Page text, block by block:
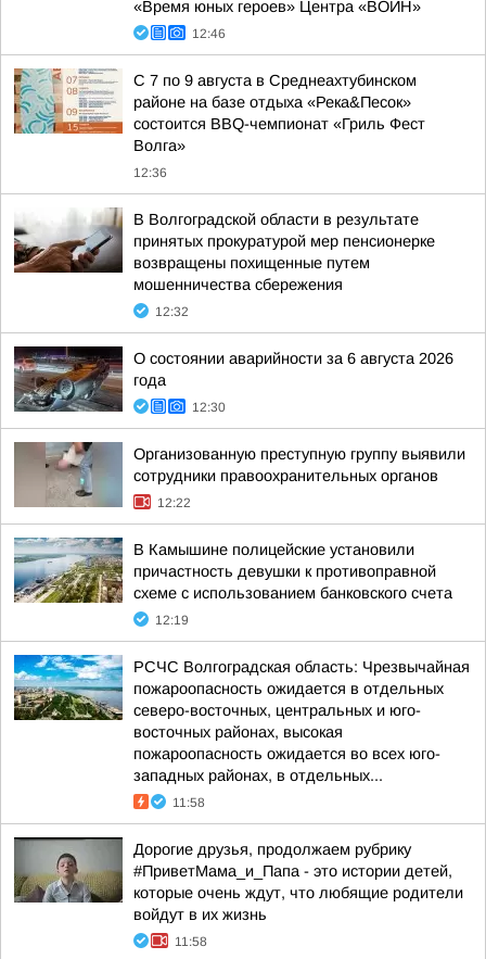
«Время юных героев» Центра «ВОИН»
12:46
С 7 по 9 августа в Среднеахтубинском
районе на базе отдыха «Река&Песок»
состоится BBQ-чемпионат «Гриль Фест
Волга»
12:36
В Волгоградской области в результате
принятых прокуратурой мер пенсионерке
возвращены похищенные путем
мошенничества сбережения
12:32
О состоянии аварийности за 6 августа 2026
года
12:30
Организованную преступную группу выявили
сотрудники правоохранительных органов
12:22
В Камышине полицейские установили
причастность девушки к противоправной
схеме с использованием банковского счета
12:19
РСЧС Волгоградская область: Чрезвычайная
пожароопасность ожидается в отдельных
северо-восточных, центральных и юго-
восточных районах, высокая
пожароопасность ожидается во всех юго-
западных районах, в отдельных...
11:58
Дорогие друзья, продолжаем рубрику
#ПриветМама_и_Папа - это истории детей,
которые очень ждут, что любящие родители
войдут в их жизнь
11:58